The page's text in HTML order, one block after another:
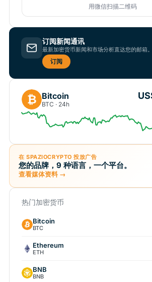
用微信扫描二维码
订阅新闻通讯
最新加密货币新闻和市场分析直达您的邮箱。
订阅
₿ Bitcoin
BTC · 24h
在 SPAZIOCRYPTO 投放广告
您的品牌，9 种语言，一个平台。
查看媒体资料 →
热门加密货币
Bitcoin
BTC
Ethereum
ETH
BNB
BNB